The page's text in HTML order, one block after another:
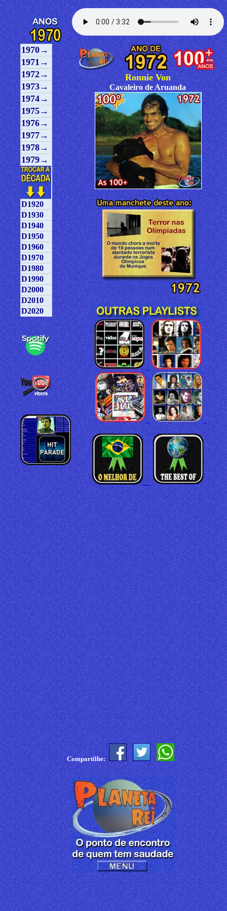
1970→
1971→
1972→
1973→
1974→
1975→
1976→
1977→
1978→
1979→
D1920
D1930
D1940
D1950
D1960
D1970
D1980
D1990
D2000
D2010
D2020
Ronnie Von
Cavaleiro de Aruanda
Compartilhe: